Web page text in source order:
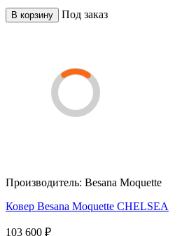
В корзину Под заказ
Производитель: Besana Moquette
Ковер Besana Moquette CHELSEA
103 600 ₽